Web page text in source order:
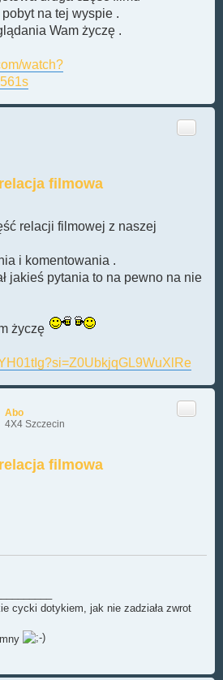
na tej wyspie .
Wam życzę .
watch?
filmowa
Cytuj
relacji filmowej z naszej
i komentowania .
jakieś pytania to na pewno na nie
życzę
Abo
4X4 Szczecin
filmowa
cycki dotykiem, jak nie zadziała zwrot